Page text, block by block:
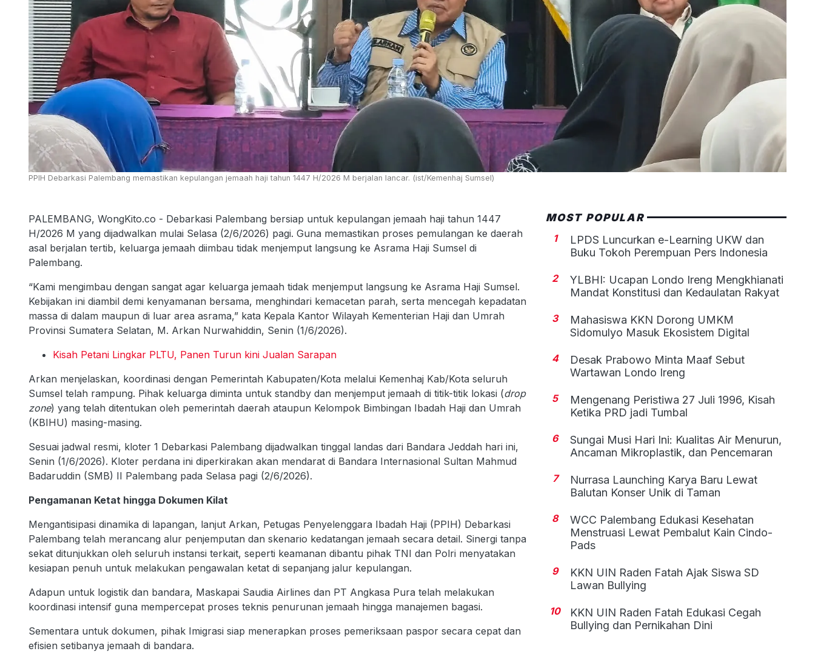
PPIH Debarkasi Palembang memastikan kepulangan jemaah haji tahun 1447 H/2026 M berjalan lancar. (ist/Kemenhaj Sumsel)
PALEMBANG, WongKito.co - Debarkasi Palembang bersiap untuk kepulangan jemaah haji tahun 1447
H/2026 M yang dijadwalkan mulai Selasa (2/6/2026) pagi. Guna memastikan proses pemulangan ke daerah
asal berjalan tertib, keluarga jemaah diimbau tidak menjemput langsung ke Asrama Haji Sumsel di
Palembang.
“Kami mengimbau dengan sangat agar keluarga jemaah tidak menjemput langsung ke Asrama Haji Sumsel.
Kebijakan ini diambil demi kenyamanan bersama, menghindari kemacetan parah, serta mencegah kepadatan
massa di dalam maupun di luar area asrama,” kata Kepala Kantor Wilayah Kementerian Haji dan Umrah
Provinsi Sumatera Selatan, M. Arkan Nurwahiddin, Senin (1/6/2026).
Kisah Petani Lingkar PLTU, Panen Turun kini Jualan Sarapan
Arkan menjelaskan, koordinasi dengan Pemerintah Kabupaten/Kota melalui Kemenhaj Kab/Kota seluruh
Sumsel telah rampung. Pihak keluarga diminta untuk standby dan menjemput jemaah di titik-titik lokasi (drop
zone) yang telah ditentukan oleh pemerintah daerah ataupun Kelompok Bimbingan Ibadah Haji dan Umrah
(KBIHU) masing-masing.
Sesuai jadwal resmi, kloter 1 Debarkasi Palembang dijadwalkan tinggal landas dari Bandara Jeddah hari ini,
Senin (1/6/2026). Kloter perdana ini diperkirakan akan mendarat di Bandara Internasional Sultan Mahmud
Badaruddin (SMB) II Palembang pada Selasa pagi (2/6/2026).
Pengamanan Ketat hingga Dokumen Kilat
Mengantisipasi dinamika di lapangan, lanjut Arkan, Petugas Penyelenggara Ibadah Haji (PPIH) Debarkasi
Palembang telah merancang alur penjemputan dan skenario kedatangan jemaah secara detail. Sinergi tanpa
sekat ditunjukkan oleh seluruh instansi terkait, seperti keamanan dibantu pihak TNI dan Polri menyatakan
kesiapan penuh untuk melakukan pengawalan ketat di sepanjang jalur kepulangan.
Adapun untuk logistik dan bandara, Maskapai Saudia Airlines dan PT Angkasa Pura telah melakukan
koordinasi intensif guna mempercepat proses teknis penurunan jemaah hingga manajemen bagasi.
Sementara untuk dokumen, pihak Imigrasi siap menerapkan proses pemeriksaan paspor secara cepat dan
efisien setibanya jemaah di bandara.
MOST POPULAR
1
LPDS Luncurkan e-Learning UKW dan
Buku Tokoh Perempuan Pers Indonesia
2
YLBHI: Ucapan Londo Ireng Mengkhianati
Mandat Konstitusi dan Kedaulatan Rakyat
3
Mahasiswa KKN Dorong UMKM
Sidomulyo Masuk Ekosistem Digital
4
Desak Prabowo Minta Maaf Sebut
Wartawan Londo Ireng
5
Mengenang Peristiwa 27 Juli 1996, Kisah
Ketika PRD jadi Tumbal
6
Sungai Musi Hari Ini: Kualitas Air Menurun,
Ancaman Mikroplastik, dan Pencemaran
7
Nurrasa Launching Karya Baru Lewat
Balutan Konser Unik di Taman
8
WCC Palembang Edukasi Kesehatan
Menstruasi Lewat Pembalut Kain Cindo-
Pads
9
KKN UIN Raden Fatah Ajak Siswa SD
Lawan Bullying
10
KKN UIN Raden Fatah Edukasi Cegah
Bullying dan Pernikahan Dini